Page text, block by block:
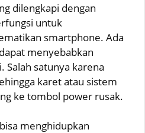
dilengkapi dengan
untuk
smartphone. Ada
menyebabkan
satunya karena
karet atau sistem
ke tombol power rusak.
menghidupkan